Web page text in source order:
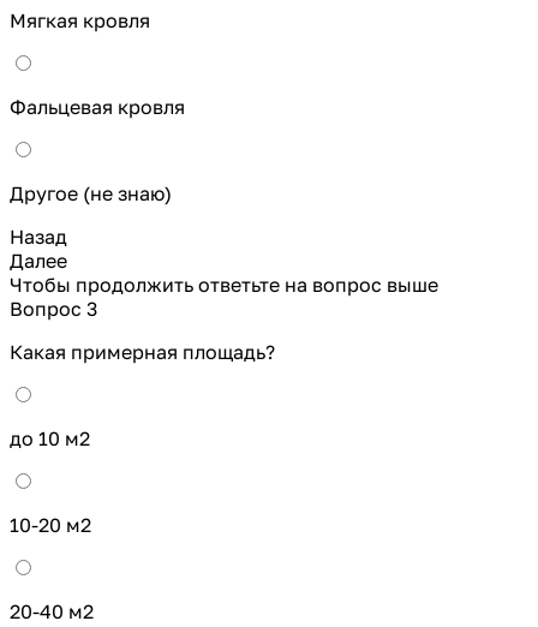
Мягкая кровля
Фальцевая кровля
Другое (не знаю)
Назад
Далее
Чтобы продолжить ответьте на вопрос выше
Вопрос 3
Какая примерная площадь?
до 10 м2
10-20 м2
20-40 м2